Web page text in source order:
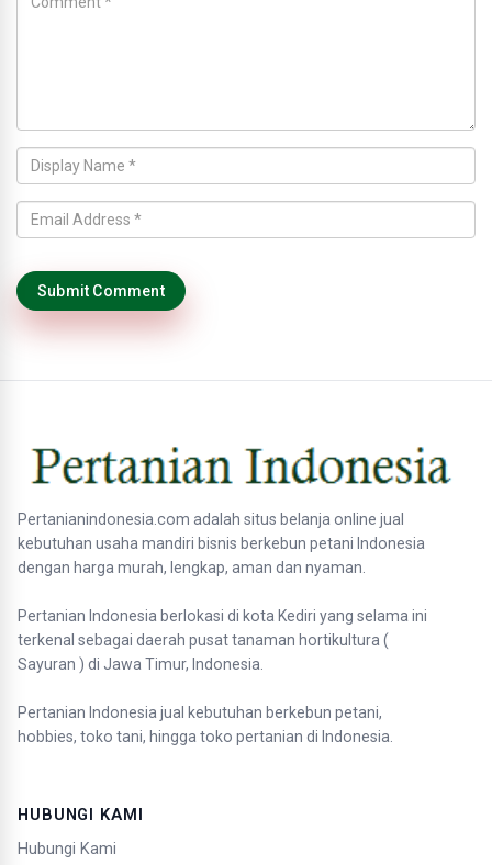
Submit Comment
Pertanianindonesia.com adalah situs belanja online jual
kebutuhan usaha mandiri bisnis berkebun petani Indonesia
dengan harga murah, lengkap, aman dan nyaman.
Pertanian Indonesia berlokasi di kota Kediri yang selama ini
terkenal sebagai daerah pusat tanaman hortikultura (
Sayuran ) di Jawa Timur, Indonesia.
Pertanian Indonesia jual kebutuhan berkebun petani,
hobbies, toko tani, hingga toko pertanian di Indonesia.
HUBUNGI KAMI
Hubungi Kami